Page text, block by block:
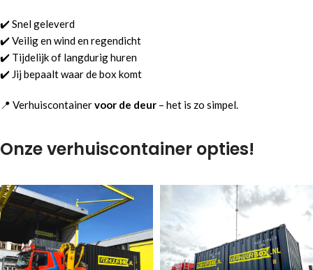
✔️ Snel geleverd
✔️ Veilig en wind en regendicht
✔️ Tijdelijk of langdurig huren
✔️ Jij bepaalt waar de box komt
📍 Verhuiscontainervoor de deur – het is zo simpel.
Onze verhuiscontainer opties!